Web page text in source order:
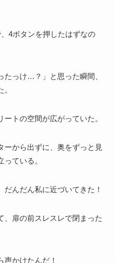
4ボタンを押したはずなの
たっけ…？」と思った瞬間、
トの空間が広がっていた。
ーから出ずに、奥をずっと見
ている。
んだん私に近づいてきた！
、扉の前スレスレで閉まった
声かけたんだ！